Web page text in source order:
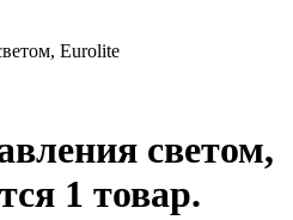
Eurolite
светом,
1 товар.